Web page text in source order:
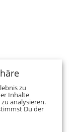
zu
Inhalte
analysieren.
Du der